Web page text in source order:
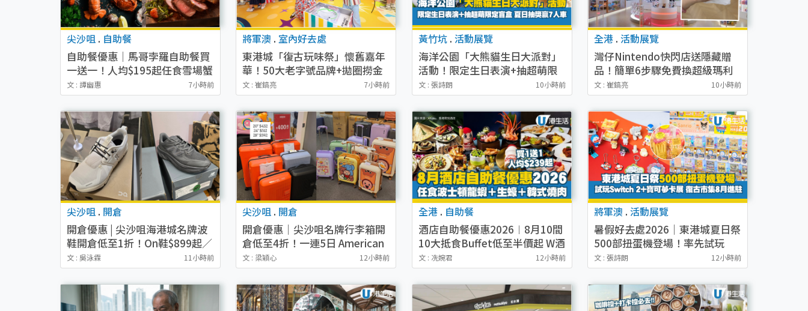
尖沙咀 . 自助餐
自助餐優惠｜馬哥孛羅自助餐買
一送一！人均$195起任食雪場蟹
腳/肉眼牛排 附優惠碼最高再減
$100
文 : 譚幽惠 7小時前
將軍澳 . 室內好去處
東港城「復古玩味祭」懷舊嘉年
華！50大老字號品牌+拋圈撈金
魚（附消費換領詳情）
文 : 崔鎬亮 7小時前
黃竹坑 . 活動展覽
海洋公園「大熊貓生日大派對」
活動！限定生日表演+抽超萌限
定盲盒 夏日抽獎贏走7人車！
文 : 張詩朗 10小時前
全港 . 活動展覽
灣仔Nintendo快閃店送隱藏贈
品！簡單6步驟免費換超級瑪利
歐兄弟40週年鐵盒
文 : 崔鎬亮 10小時前
尖沙咀 . 開倉
開倉優惠 | 尖沙咀海港城名牌波
鞋開倉低至1折！On鞋$899起／
Joy&Peace鞋履$98起
文 : 吳泳霖 11小時前
尖沙咀 . 開倉
開倉優惠｜尖沙咀名牌行李箱開
倉低至4折！一連5日 American
Tourister/ace./Hallmark $200
起！
文 : 梁穎心 12小時前
全港 . 自助餐
酒店自助餐優惠2026︱8月10間
10大抵食Buffet低至半價起 W酒
店首爾頂級韓燒/麗晶奢華魚子
醬
文 : 冼婉君 12小時前
將軍澳 . 活動展覽
暑假好去處2026｜東港城夏日祭
500部扭蛋機登場！率先試玩
Switch 2+Pokémon鑑定卡展
復古市集8月進駐！
文 : 張詩朗 12小時前